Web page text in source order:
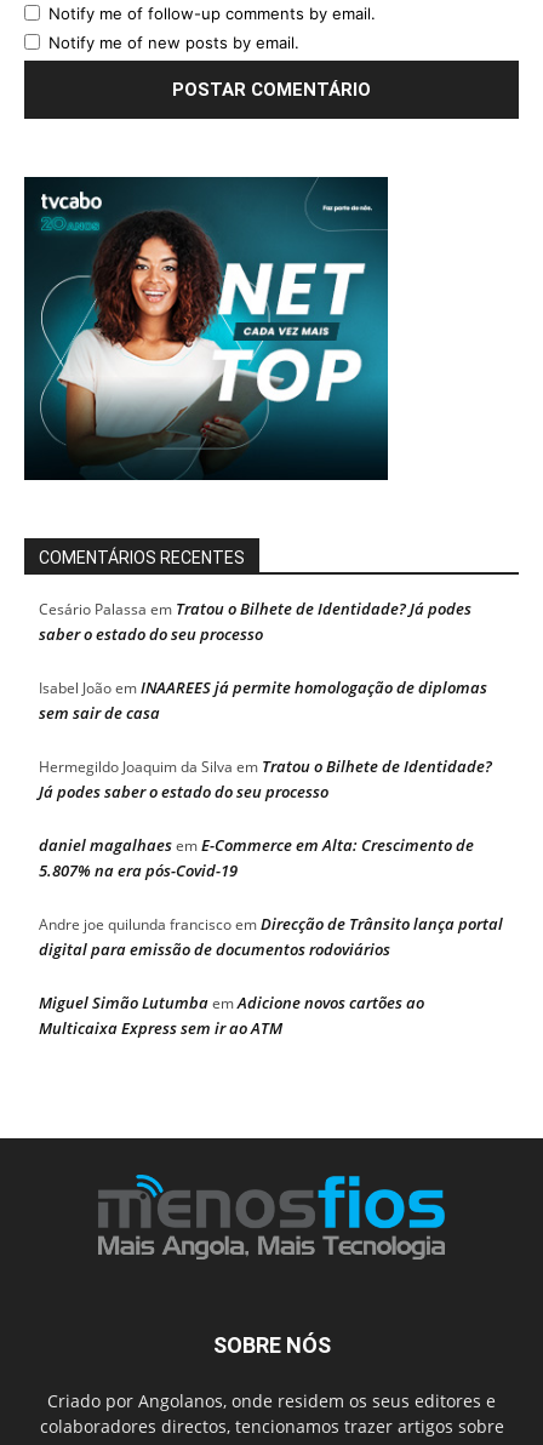
Notify me of follow-up comments by email.
Notify me of new posts by email.
COMENTÁRIOS RECENTES
Cesário Palassa em Tratou o Bilhete de Identidade? Já podes
saber o estado do seu processo
Isabel JoãoemINAAREES já permite homologação de diplomas
sem sair de casa
Hermegildo Joaquim da Silva em Tratou o Bilhete de Identidade?
Já podes saber o estado do seu processo
daniel magalhaesemE-Commerce em Alta: Crescimento de
5.807% na era pós-Covid-19
Andre joe quilunda franciscoemDirecção de Trânsito lança portal
digital para emissão de documentos rodoviários
Miguel Simão LutumbaemAdicione novos cartões ao
Multicaixa Express sem ir ao ATM
SOBRE NÓS
Criado por Angolanos, onde residem os seus editores e
colaboradores directos, tencionamos trazer artigos sobre